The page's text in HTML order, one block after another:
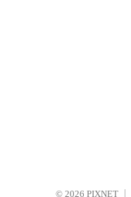
© 2026 PIXNET